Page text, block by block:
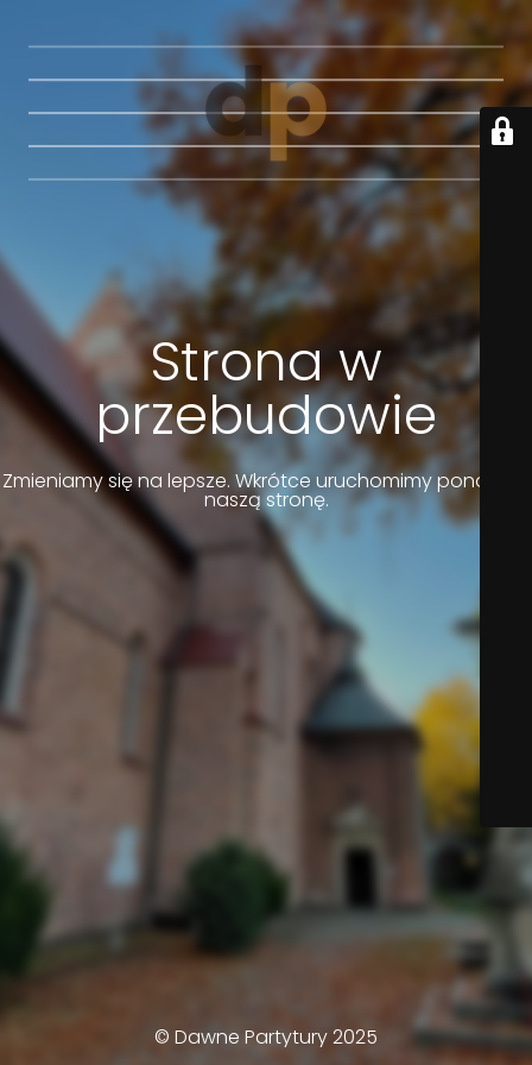
Strona w
przebudowie
Zmieniamy się na lepsze. Wkrótce uruchomimy ponownie
naszą stronę.
© Dawne Partytury 2025